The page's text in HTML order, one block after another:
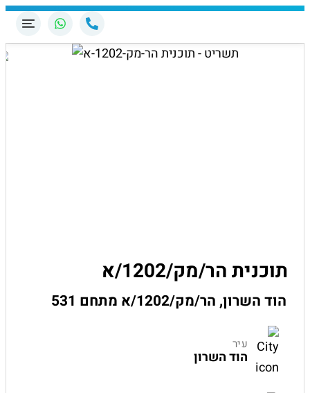
תוכנית הר/מק/1202/א
הוד השרון, הר/מק/1202/א מתחם 531
עיר
הוד השרון